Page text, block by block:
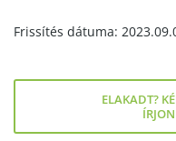
Frissítés dátuma:
ELAKADT?